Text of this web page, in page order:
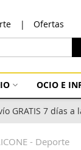
Ofertas
OCIO E
GRATIS 7 días a
- Deporte